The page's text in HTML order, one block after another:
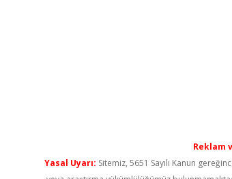
Reklam
Yasal Uyarı: Sitemiz, 5651 Sayılı Kanun